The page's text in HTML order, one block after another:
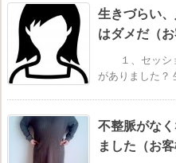
生きづらい
はダメだ（お
１、セッシ
がありました？
不整脈がな
ました（お客